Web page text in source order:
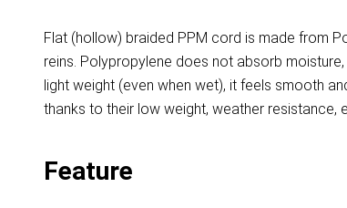
Flat (hollow) braided PPM cord is made from
reins. Polypropylene does not absorb
light weight (even when wet), it feels smooth
thanks to their low weight, weather resistance,
Feature